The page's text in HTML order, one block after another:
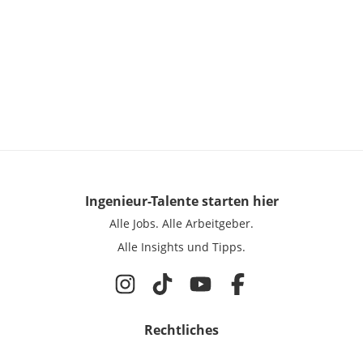
Ingenieur-Talentestarten hier
Alle Jobs. Alle Arbeitgeber.
Alle Insights und Tipps.
Rechtliches